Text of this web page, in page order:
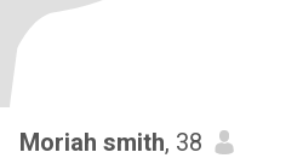
Moriah smith, 38